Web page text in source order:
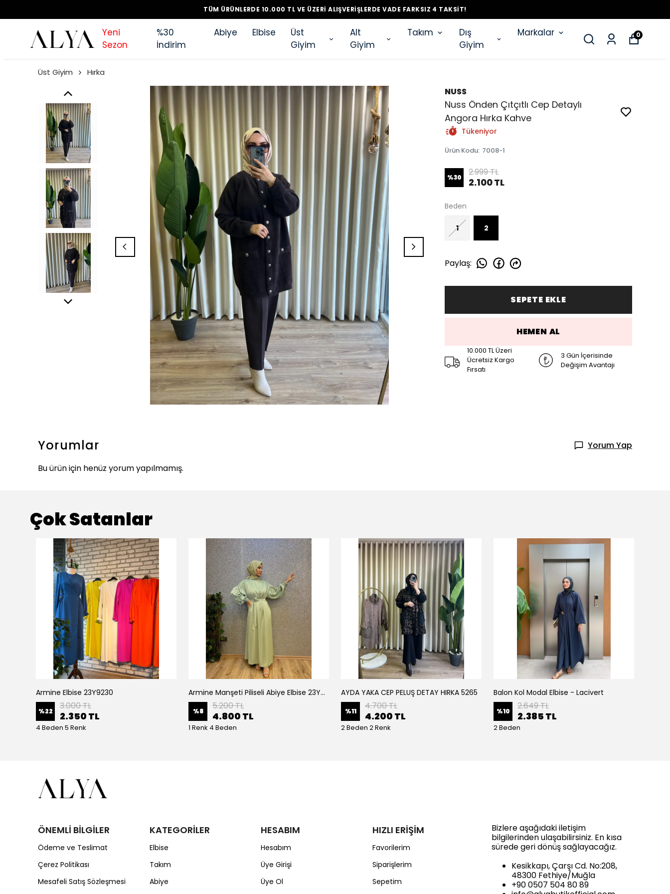
TÜM ÜRÜNLERDE 10.000 TL VE ÜZERI ALIŞVERIŞLERDE VADE FARKSIZ 4 TAKSIT!
Yeni
Sezon
%30
İndirim
Abiye Elbise
Üst
Giyim
Alt
Giyim
Takım
Dış
Giyim
Markalar 0
Üst Giyim Hırka
NUSS
Nuss Önden Çıtçıtlı Cep Detaylı
Angora Hırka Kahve
Tükeniyor
Ürün Kodu: 7008-1
%30 2.999 TL
2.100 TL
Beden
1 2
Paylaş:
SEPETE EKLE
HEMEN AL
10.000 TL Üzeri
Ücretsiz Kargo
Fırsatı
3 Gün İçerisinde
Değişim Avantajı
Yorumlar
Yorum Yap
Bu ürün için henüz yorum yapılmamış.
Çok Satanlar
Armine Elbise 23Y9230
%22 3.000 TL
2.350 TL
4 Beden 5 Renk
Armine Manşeti Piliseli Abiye Elbise 23Y9617
%8 5.200 TL
4.800 TL
1 Renk 4 Beden
AYDA YAKA CEP PELUŞ DETAY HIRKA 5265
%11 4.700 TL
4.200 TL
2 Beden 2 Renk
Balon Kol Modal Elbise - Lacivert
%10 2.649 TL
2.385 TL
2 Beden
ÖNEMLİ BİLGİLER
Ödeme ve Teslimat
Çerez Politikası
Mesafeli Satış Sözleşmesi
KATEGORİLER
Elbise
Takım
Abiye
HESABIM
Hesabım
Üye Girişi
Üye Ol
HIZLI ERİŞİM
Favorilerim
Siparişlerim
Sepetim
Bizlere aşağıdaki iletişim
bilgilerinden ulaşabilirsiniz. En kısa
sürede geri dönüş sağlayacağız.
Kesikkapı, Çarşı Cd. No:208,
48300 Fethiye/Muğla
+90 0507 504 80 89